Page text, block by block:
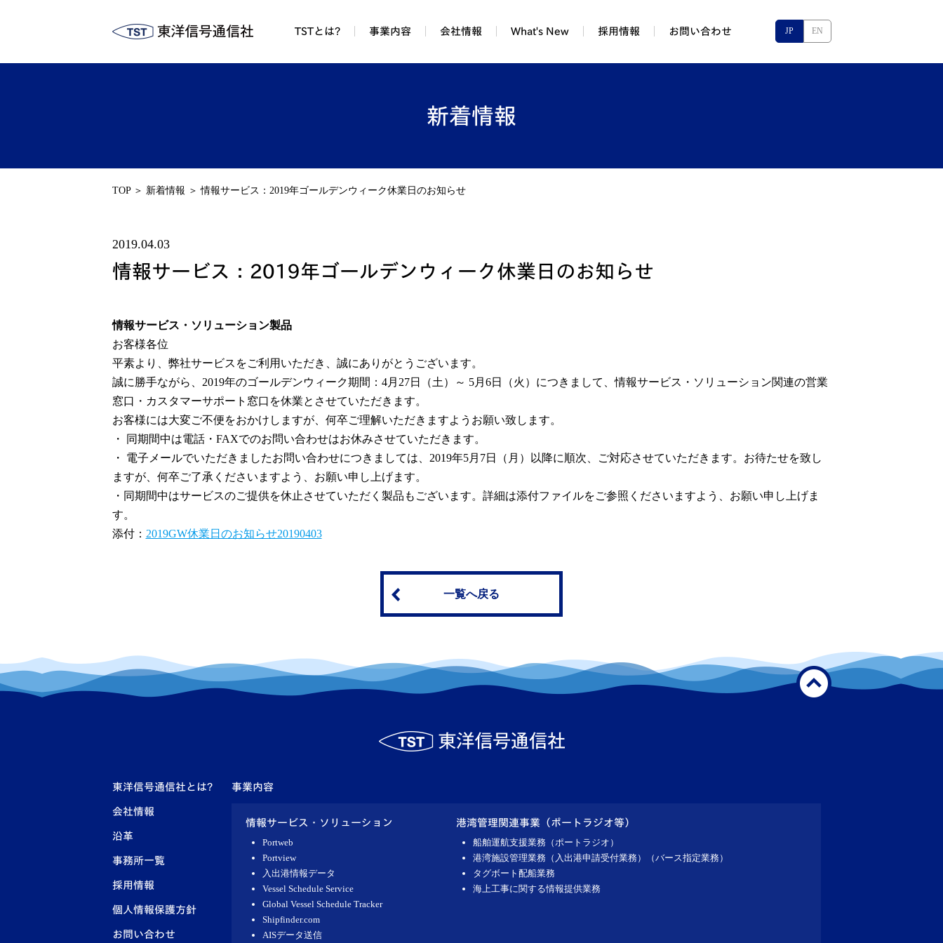
TSTとは? 事業内容 会社情報 What's New 採用情報 お問い合わせ JP EN
新着情報
TOP＞ 新着情報 ＞情報サービス：2019年ゴールデンウィーク休業日のお知らせ
2019.04.03
情報サービス：2019年ゴールデンウィーク休業日のお知らせ
情報サービス・ソリューション製品
お客様各位
平素より、弊社サービスをご利用いただき、誠にありがとうございます。
誠に勝手ながら、2019年のゴールデンウィーク期間：4月27日（土）～ 5月6日（火）につきまして、情報サービス・ソリューション関連の営業
窓口・カスタマーサポート窓口を休業とさせていただきます。
お客様には大変ご不便をおかけしますが、何卒ご理解いただきますようお願い致します。
・ 同期間中は電話・FAXでのお問い合わせはお休みさせていただきます。
・ 電子メールでいただきましたお問い合わせにつきましては、2019年5月7日（月）以降に順次、ご対応させていただきます。お待たせを致し
ますが、何卒ご了承くださいますよう、お願い申し上げます。
・同期間中はサービスのご提供を休止させていただく製品もございます。詳細は添付ファイルをご参照くださいますよう、お願い申し上げま
す。
添付： 2019GW休業日のお知らせ20190403
一覧へ戻る
東洋信号通信社とは?
会社情報
沿革
事務所一覧
採用情報
個人情報保護方針
お問い合わせ
事業内容
情報サービス・ソリューション
Portweb
Portview
入出港情報データ
Vessel Schedule Service
Global Vessel Schedule Tracker
Shipfinder.com
AISデータ送信
港湾管理関連事業（ポートラジオ等）
船舶運航支援業務（ポートラジオ）
港湾施設管理業務（入出港申請受付業務）（バース指定業務）
タグボート配船業務
海上工事に関する情報提供業務